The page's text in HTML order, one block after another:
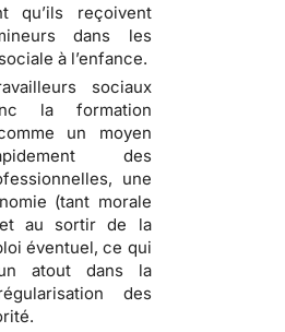
qu’ils reçoivent
dans les
à l’enfance.
sociaux
la formation
un moyen
des
une
(tant morale
au sortir de la
éventuel, ce qui
atout dans la
des